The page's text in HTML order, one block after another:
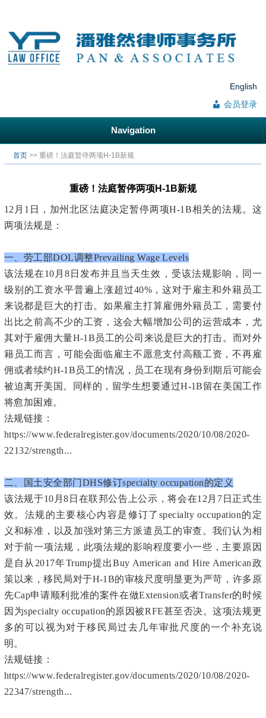
English
会员登录
Navigation
你在这里
首页 >> 重磅！法庭暂停两项H-1B新规
重磅！法庭暂停两项H-1B新规
12月1日，加州北区法庭决定暂停两项H-1B相关的法规。这
两项法规是：
一、劳工部DOL调整Prevailing Wage Levels
该法规在10月8日发布并且当天生效，受该法规影响，同一
级别的工资水平普遍上涨超过40%，这对于雇主和外籍员工
来说都是巨大的打击。如果雇主打算雇佣外籍员工，需要付
出比之前高不少的工资，这会大幅增加公司的运营成本，尤
其对于雇佣大量H-1B员工的公司来说是巨大的打击。而对外
籍员工而言，可能会面临雇主不愿意支付高额工资，不再雇
佣或者续约H-1B员工的情况，员工在现有身份到期后可能会
被迫离开美国。同样的，留学生想要通过H-1B留在美国工作
将愈加困难。
法规链接：
https://www.federalregister.gov/documents/2020/10/08/2020-
22132/strength...
二、国土安全部门DHS修订specialty occupation的定义
该法规于10月8日在联邦公告上公示，将会在12月7日正式生
效。法规的主要核心内容是修订了specialty occupation的定
义和标准，以及加强对第三方派遣员工的审查。我们认为相
对于前一项法规，此项法规的影响程度要小一些，主要原因
是自从2017年Trump提出Buy American and Hire American政
策以来，移民局对于H-1B的审核尺度明显更为严苛，许多原
先Cap申请顺利批准的案件在做Extension或者Transfer的时候
因为specialty occupation的原因被RFE甚至否决。这项法规更
多的可以视为对于移民局过去几年审批尺度的一个补充说
明。
法规链接：
https://www.federalregister.gov/documents/2020/10/08/2020-
22347/strength...